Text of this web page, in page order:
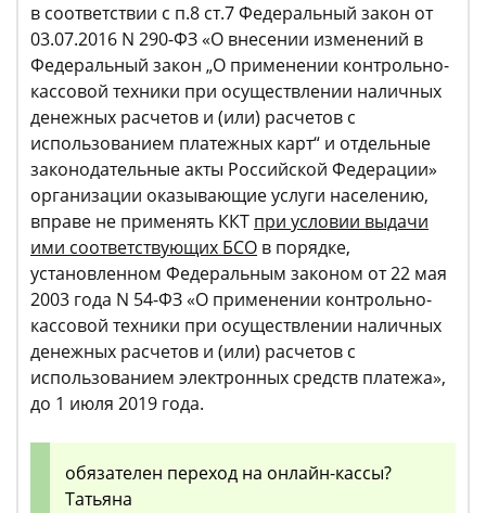
в соответствии с п.8 ст.7 Федеральный закон от
03.07.2016 N 290-ФЗ «О внесении изменений в
Федеральный закон „О применении контрольно-
кассовой техники при осуществлении наличных
денежных расчетов и (или) расчетов с
использованием платежных карт“ и отдельные
законодательные акты Российской Федерации»
организации оказывающие услуги населению,
вправе не применять ККТ при условии выдачи
ими соответствующих БСО в порядке,
установленном Федеральным законом от 22 мая
2003 года N 54-ФЗ «О применении контрольно-
кассовой техники при осуществлении наличных
денежных расчетов и (или) расчетов с
использованием электронных средств платежа»,
до 1 июля 2019 года.
обязателен переход на онлайн-кассы?
Татьяна